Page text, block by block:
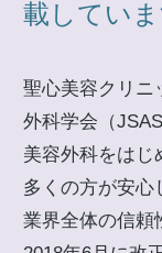
載してい
聖心美容クリニ
外科学会（
美容外科をはじ
多くの方が安心
業界全体の信頼